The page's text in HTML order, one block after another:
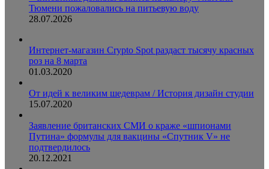
Тюмени пожаловались на питьевую воду
28.07.2026
Интернет-магазин Crypto Spot раздаст тысячу красных
роз на 8 марта
01.03.2020
От идей к великим шедеврам / История дизайн студии
15.07.2020
Заявление британских СМИ о краже «шпионами
Путина» формулы для вакцины «Спутник V» не
подтвердилось
20.12.2021